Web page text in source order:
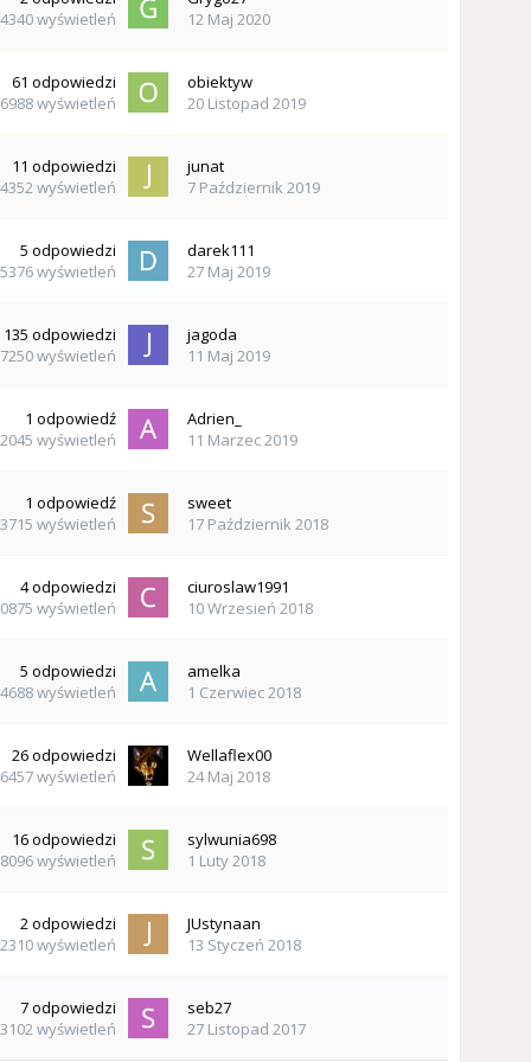
4340wyświetleń
12 Maj 2020
61 odpowiedzi
wyświetleń
obiektyw
20 Listopad 2019
11 odpowiedzi
wyświetleń
junat
7 Październik 2019
5 odpowiedzi
wyświetleń
darek111
27 Maj 2019
135 odpowiedzi
wyświetleń
jagoda
11 Maj 2019
1 odpowiedź
2045 wyświetleń
Adrien_
11 Marzec 2019
1 odpowiedź
3715 wyświetleń
sweet
17 Październik 2018
4odpowiedzi
wyświetleń
ciuroslaw1991
10 Wrzesień 2018
5 odpowiedzi
4688wyświetleń
amelka
1 Czerwiec 2018
26odpowiedzi
wyświetleń
Wellaflex00
24 Maj 2018
16odpowiedzi
wyświetleń
sylwunia698
1 Luty 2018
2odpowiedzi
2310wyświetleń
JUstynaan
13 Styczeń 2018
7odpowiedzi
3102wyświetleń
seb27
27 Listopad 2017